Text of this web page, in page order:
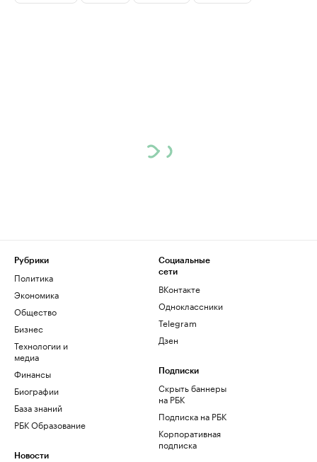
Рубрики
Политика
Экономика
Общество
Бизнес
Технологии и
медиа
Финансы
Биографии
База знаний
РБК Образование
Новости
Социальные
сети
ВКонтакте
Одноклассники
Telegram
Дзен
Подписки
Скрыть баннеры
на РБК
Подписка на РБК
Корпоративная
подписка